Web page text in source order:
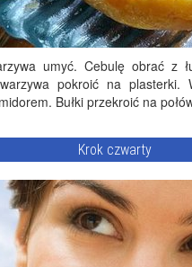
umyć. Cebulę obrać z
pokroić na plasterki.
Bułki przekroić na
Krok czwarty